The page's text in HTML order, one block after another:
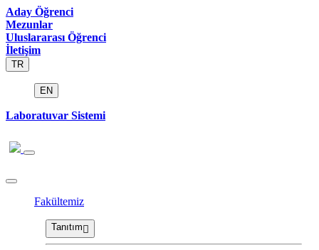
Aday Öğrenci
Mezunlar
Uluslararası Öğrenci
İletişim
TR
EN
Laboratuvar Sistemi
Fakültemiz
Tanıtım